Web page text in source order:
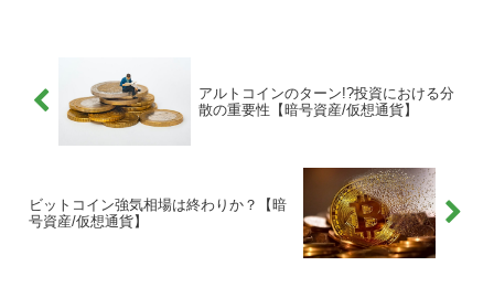
アルトコインのターン!?投資における分
散の重要性【暗号資産/仮想通貨】
ビットコイン強気相場は終わりか？【暗
号資産/仮想通貨】